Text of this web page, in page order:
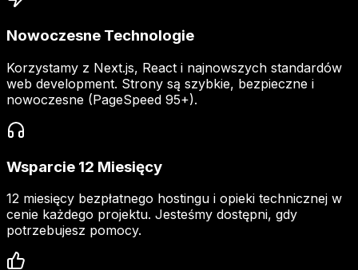
Nowoczesne Technologie
Korzystamy z Next.js, React i najnowszych standardów
web development. Strony są szybkie, bezpieczne i
nowoczesne (PageSpeed 95+).
Wsparcie 12 Miesięcy
12 miesięcy bezpłatnego hostingu i opieki technicznej w
cenie każdego projektu. Jesteśmy dostępni, gdy
potrzebujesz pomocy.